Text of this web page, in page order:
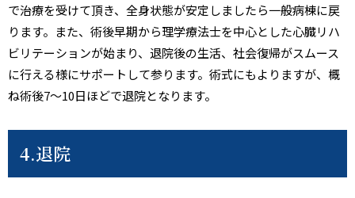
で治療を受けて頂き、全身状態が安定しましたら一般病棟に戻
ります。また、術後早期から理学療法士を中心とした心臓リハ
ビリテーションが始まり、退院後の生活、社会復帰がスムース
に行える様にサポートして参ります。術式にもよりますが、概
ね術後7～10日ほどで退院となります。
4.退院